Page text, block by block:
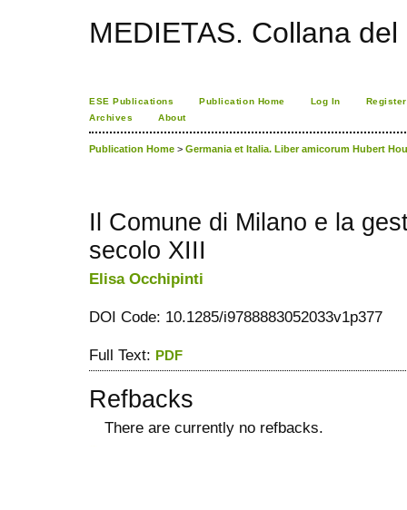
MEDIETAS. Collana
ESE Publications Publication Home Log In
Register
Archives
About
Publication Home > Germania et Italia. Liber amicorum Hubert
Il Comune di Milano e la
secolo XIII
Elisa Occhipinti
DOI Code: 10.1285/i9788883052033v1p377
Full Text: PDF
Refbacks
There are currently no refbacks.